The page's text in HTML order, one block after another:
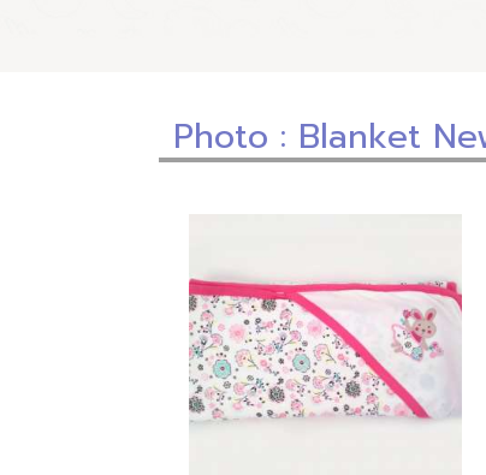
Photo : Blanket